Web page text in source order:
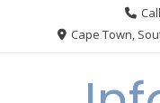
Cape Town,